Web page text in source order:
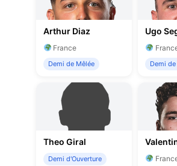
Arthur Diaz
France
Demi de Mêlée
Ugo
Demi
Theo Giral
Demi d'Ouverture